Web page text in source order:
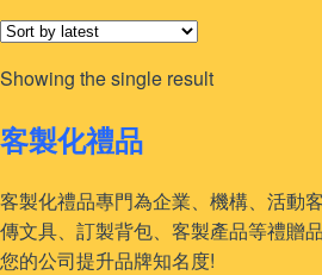
Showing the single result
客製化禮品
客製化禮品專門為企業、機構、活動
傳文具、訂製背包、客製產品等禮贈
您的公司提升品牌知名度!